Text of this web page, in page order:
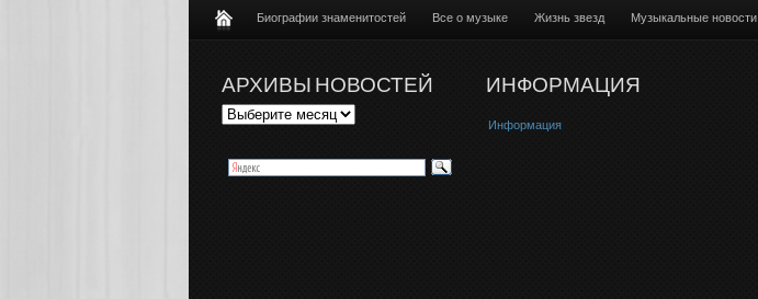
Биографии знаменитостей Все о музыке Жизнь звезд Музыкальные новости
АРХИВЫ НОВОСТЕЙ ИНФОРМАЦИЯ
Информация